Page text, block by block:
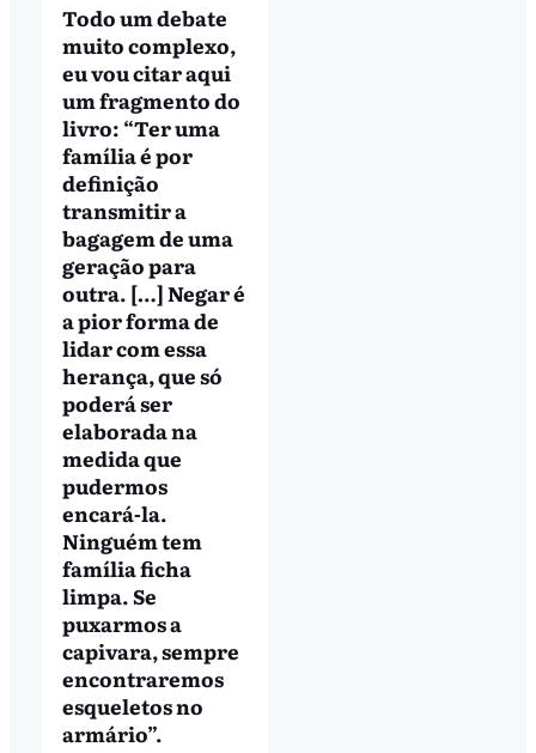
Todo um debate
muito complexo,
eu vou citar aqui
um fragmento do
livro: “Ter uma
família é por
definição
transmitir a
bagagem de uma
geração para
outra. […] Negar é
a pior forma de
lidar com essa
herança, que só
poderá ser
elaborada na
medida que
pudermos
encará-la.
Ninguém tem
família ficha
limpa. Se
puxarmos a
capivara, sempre
encontraremos
esqueletos no
armário”.